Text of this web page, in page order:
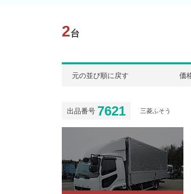
2台
元の並び順に戻す 価
出品番号 7621 三菱ふそう